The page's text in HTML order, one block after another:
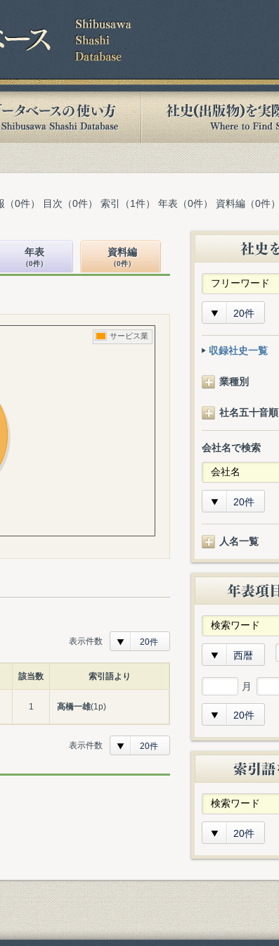
（0件） 目次（0件） 索引（1件） 年表（0件） 資料編（0件）
年表
（0件）
資料編
（0件）
表示件数 20件
該当数 索引語より
1 高橋一雄(1p)
表示件数 20件
20件
収録社史一覧
業種別
社名五十音順
会社名で検索
20件
人名一覧
西暦
月
20件
20件